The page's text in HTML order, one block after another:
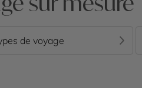
de voyage